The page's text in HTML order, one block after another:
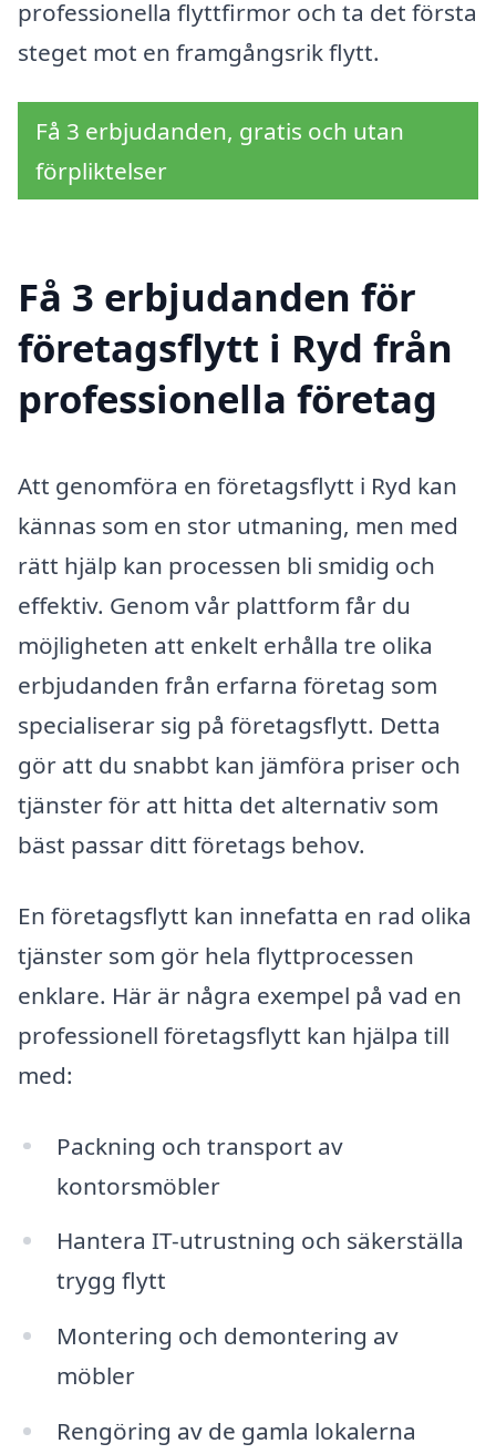
professionella flyttfirmor och ta det första
steget mot en framgångsrik flytt.
Få 3 erbjudanden, gratis och utan
förpliktelser
Få 3 erbjudanden för
företagsflytt i Ryd från
professionella företag
Att genomföra en företagsflytt i Ryd kan
kännas som en stor utmaning, men med
rätt hjälp kan processen bli smidig och
effektiv. Genom vår plattform får du
möjligheten att enkelt erhålla tre olika
erbjudanden från erfarna företag som
specialiserar sig på företagsflytt. Detta
gör att du snabbt kan jämföra priser och
tjänster för att hitta det alternativ som
bäst passar ditt företags behov.
En företagsflytt kan innefatta en rad olika
tjänster som gör hela flyttprocessen
enklare. Här är några exempel på vad en
professionell företagsflytt kan hjälpa till
med:
Packning och transport av
kontorsmöbler
Hantera IT-utrustning och säkerställa
trygg flytt
Montering och demontering av
möbler
Rengöring av de gamla lokalerna